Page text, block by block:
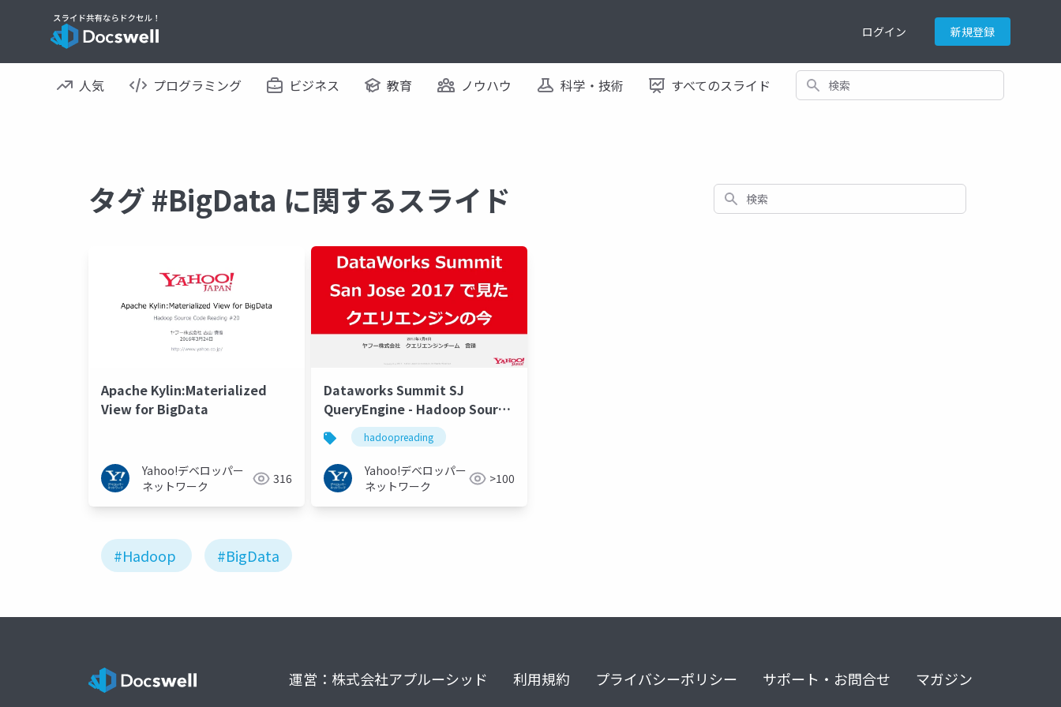
ログイン 新規登録
人気 プログラミング ビジネス 教育 ノウハウ 科学・技術 すべてのスライド 検索
タグ #BigData に関するスライド 検索
Apache Kylin:Materialized
View for BigData
Yahoo!デベロッパー
ネットワーク
316
Dataworks Summit SJ
QueryEngine - Hadoop Source
Code Reading #23
#hadoopreading
hadoopreading
Yahoo!デベロッパー
ネットワーク
>100
#Hadoop #BigData
運営：株式会社アプルーシッド 利用規約 プライバシーポリシー サポート・お問合せ マガジン